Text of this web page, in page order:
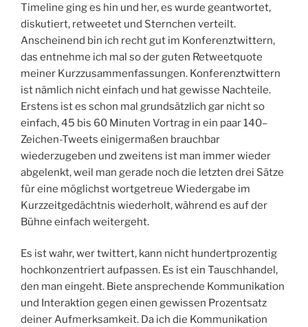
Timeline ging es hin und her, es wurde geantwortet,
diskutiert, retweetet und Sternchen verteilt.
Anscheinend bin ich recht gut im Konferenztwittern,
das entnehme ich mal so der guten Retweetquote
meiner Kurzzusammenfassungen. Konferenztwittern
ist nämlich nicht einfach und hat gewisse Nachteile.
Erstens ist es schon mal grundsätzlich gar nicht so
einfach, 45 bis 60 Minuten Vortrag in ein paar 140–
Zeichen-Tweets einigermaßen brauchbar
wiederzugeben und zweitens ist man immer wieder
abgelenkt, weil man gerade noch die letzten drei Sätze
für eine möglichst wortgetreue Wiedergabe im
Kurzzeitgedächtnis wiederholt, während es auf der
Bühne einfach weitergeht.
Es ist wahr, wer twittert, kann nicht hundertprozentig
hochkonzentriert aufpassen. Es ist ein Tauschhandel,
den man eingeht. Biete ansprechende Kommunikation
und Interaktion gegen einen gewissen Prozentsatz
deiner Aufmerksamkeit. Da ich die Kommunikation